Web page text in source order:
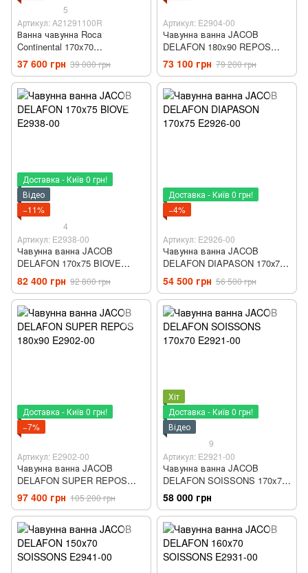
5
Артикул: A21291100R
Ванна чавунна Roca
Continental 170x70
A21291100R
37 600 грн 39 000 грн
Артикул: E2904-00
Чавунна ванна JACOB
DELAFON 180x90 REPOS
E2904-00
73 100 грн 79 200 грн
Доставка - Київ 0 грн!
Відео
−11%
4
Артикул: E2938-00
Чавунна ванна JACOB
DELAFON 170x75 BIOVE
E2938-00
82 400 грн 92 800 грн
Доставка - Київ 0 грн!
−4%
Артикул: E2926-00
Чавунна ванна JACOB
DELAFON DIAPASON 170х75
E2926-00
54 500 грн 56 500 грн
Доставка - Київ 0 грн!
−7%
Артикул: E2902-00
Чавунна ванна JACOB
DELAFON SUPER REPOS
180x90 E2902-00
97 400 грн 105 200 грн
Хіт
Доставка - Київ 0 грн!
Відео
9
Артикул: E2921-00
Чавунна ванна JACOB
DELAFON SOISSONS 170x70
E2921-00
58 000 грн